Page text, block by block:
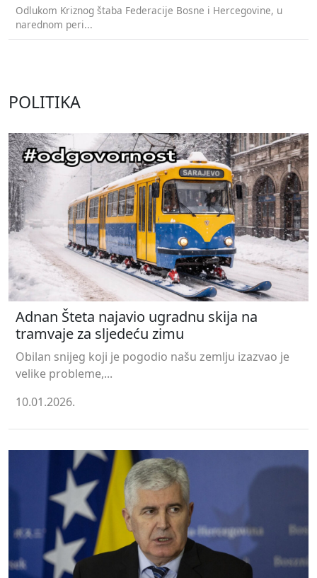
Odlukom Kriznog štaba Federacije Bosne i Hercegovine, u
narednom peri...
POLITIKA
Adnan Šteta najavio ugradnu skija na
tramvaje za sljedeću zimu
Obilan snijeg koji je pogodio našu zemlju izazvao je
velike probleme,...
10.01.2026.